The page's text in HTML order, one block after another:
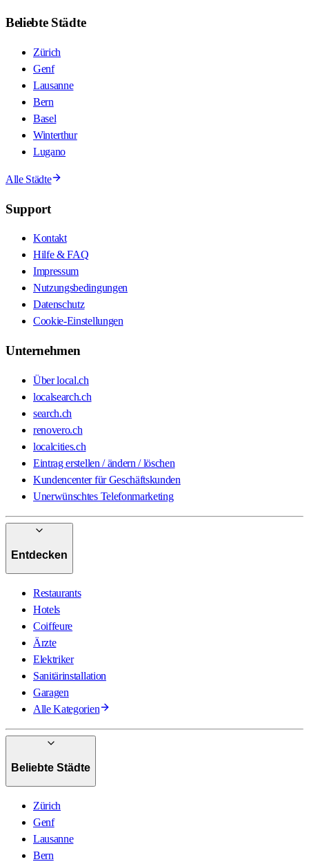
Beliebte Städte
Zürich
Genf
Lausanne
Bern
Basel
Winterthur
Lugano
Alle Städte
Support
Kontakt
Hilfe & FAQ
Impressum
Nutzungsbedingungen
Datenschutz
Cookie-Einstellungen
Unternehmen
Über local.ch
localsearch.ch
search.ch
renovero.ch
localcities.ch
Eintrag erstellen / ändern / löschen
Kundencenter für Geschäftskunden
Unerwünschtes Telefonmarketing
Entdecken
Restaurants
Hotels
Coiffeure
Ärzte
Elektriker
Sanitärinstallation
Garagen
Alle Kategorien
Beliebte Städte
Zürich
Genf
Lausanne
Bern